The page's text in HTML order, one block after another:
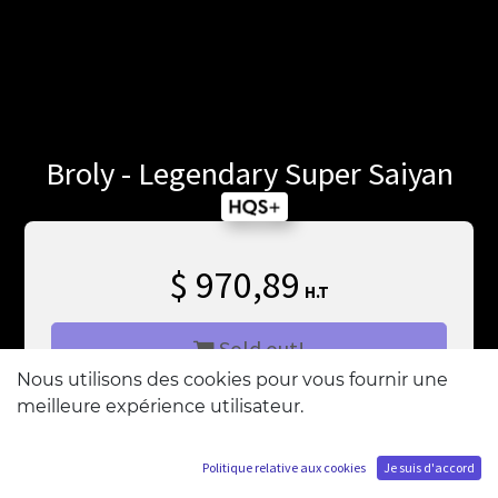
Broly - Legendary Super Saiyan
$ 970,89 H.T
Sold out!
M'ajouter à la liste d'attente
Nous utilisons des cookies pour vous fournir une
meilleure expérience utilisateur.
Politique relative aux cookies Je suis d'accord